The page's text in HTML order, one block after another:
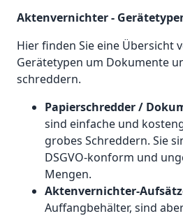
Aktenvernichter -
Hier finden Sie eine Übersicht
Gerätetypen um Dokumente
schreddern.
Papierschredder /
sind einfache und
grobes Schreddern. Sie
DSGVO-konform und
Mengen.
Aktenvernichter-
Auffangbehälter, sind